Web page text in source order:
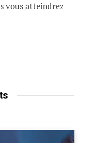
vous atteindrez